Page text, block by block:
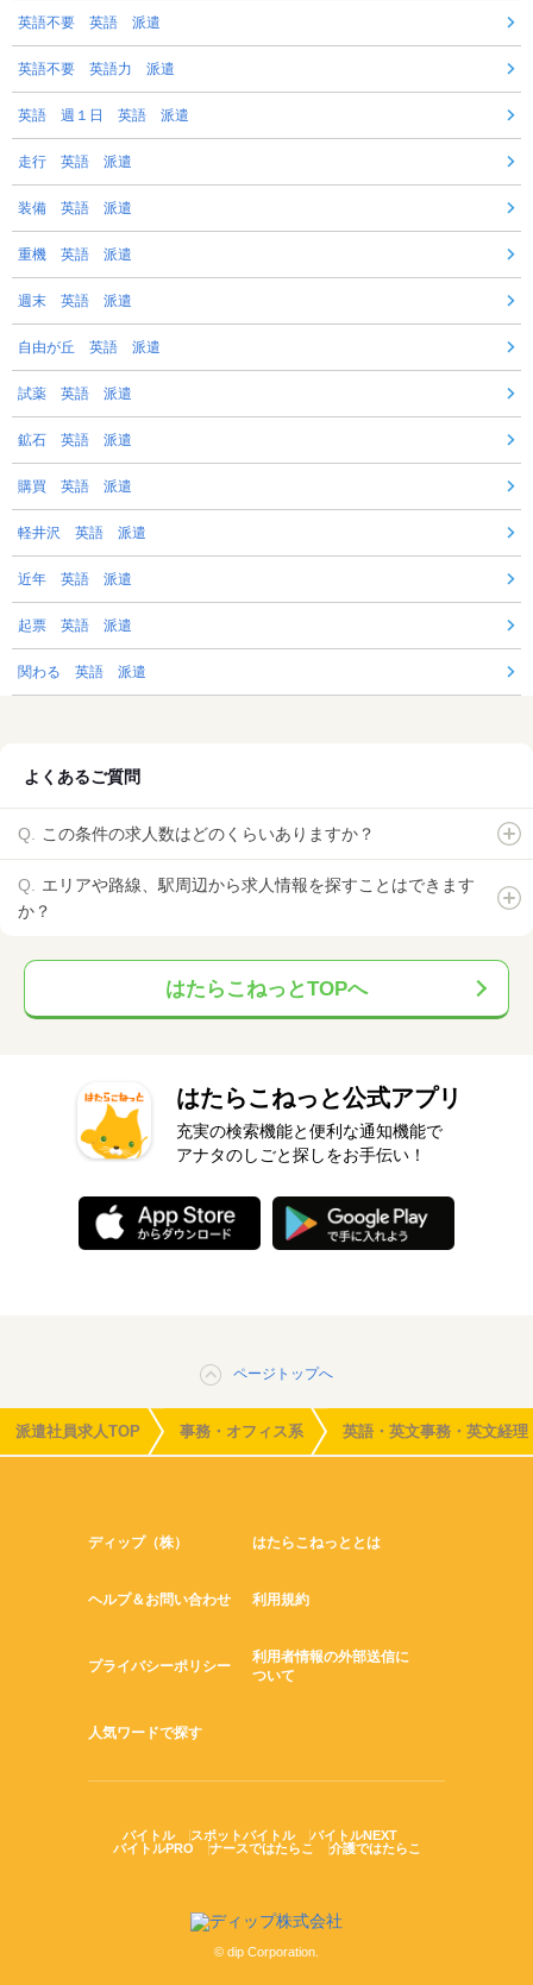
英語不要 英語 派遣
英語不要 英語力 派遣
英語 週１日 英語 派遣
走行 英語 派遣
装備 英語 派遣
重機 英語 派遣
週末 英語 派遣
自由が丘 英語 派遣
試薬 英語 派遣
鉱石 英語 派遣
購買 英語 派遣
軽井沢 英語 派遣
近年 英語 派遣
起票 英語 派遣
関わる 英語 派遣
よくあるご質問
この条件の求人数はどのくらいありますか？
エリアや路線、駅周辺から求人情報を探すことはできます
か？
はたらこねっとTOPへ
はたらこねっと公式アプリ
充実の検索機能と便利な通知機能で
アナタのしごと探しをお手伝い！
ページトップへ
派遣社員求人TOP 事務・オフィス系 英語・英文事務・英文経理
ディップ（株） はたらこねっととは
ヘルプ＆お問い合わせ 利用規約
プライバシーポリシー
利用者情報の外部送信に
ついて
人気ワードで探す
バイトル スポットバイトル
バイトルNEXT
バイトルPRO
ナースではたらこ 介護ではたらこ
© dip Corporation.